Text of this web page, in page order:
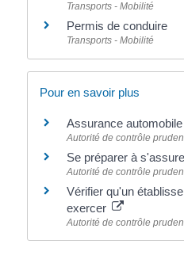
Transports - Mobilité
Permis de conduire
Transports - Mobilité
Pour en savoir plus
Assurance automobile
Autorité de contrôle
Se préparer à
Autorité de contrôle
Vérifier qu'un
exercer
Autorité de contrôle